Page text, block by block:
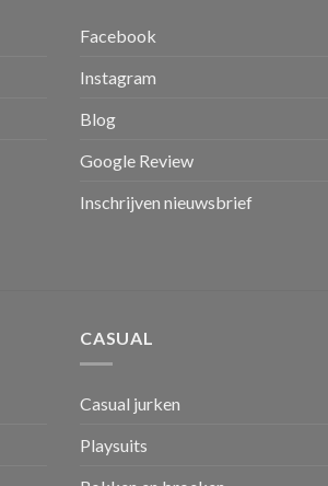
Facebook
Instagram
Blog
Google Review
Inschrijven nieuwsbrief
CASUAL
Casual jurken
Playsuits